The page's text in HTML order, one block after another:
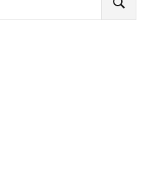
検
索